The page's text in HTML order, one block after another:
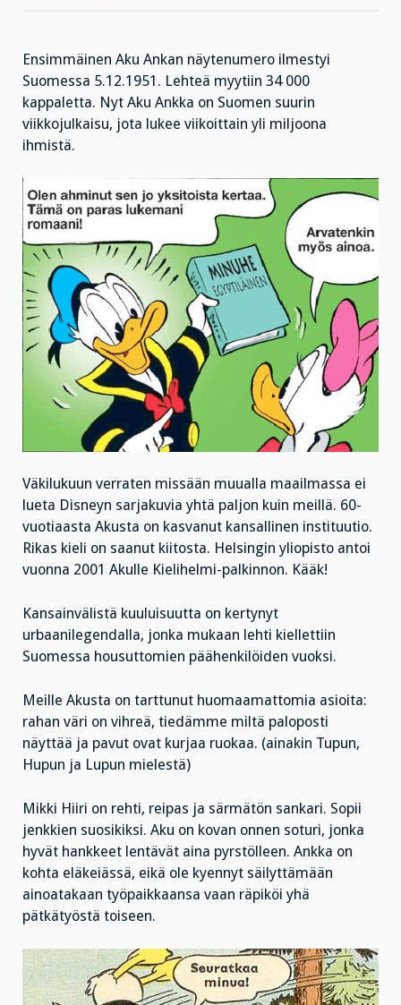
Ensimmäinen Aku Ankan näytenumero ilmestyi
Suomessa 5.12.1951. Lehteä myytiin 34 000
kappaletta. Nyt Aku Ankka on Suomen suurin
viikkojulkaisu, jota lukee viikoittain yli miljoona
ihmistä.
Väkilukuun verraten missään muualla maailmassa ei
lueta Disneyn sarjakuvia yhtä paljon kuin meillä. 60-
vuotiaasta Akusta on kasvanut kansallinen instituutio.
Rikas kieli on saanut kiitosta. Helsingin yliopisto antoi
vuonna 2001 Akulle Kielihelmi-palkinnon. Kääk!
Kansainvälistä kuuluisuutta on kertynyt
urbaanilegendalla, jonka mukaan lehti kiellettiin
Suomessa housuttomien päähenkilöiden vuoksi.
Meille Akusta on tarttunut huomaamattomia asioita:
rahan väri on vihreä, tiedämme miltä paloposti
näyttää ja pavut ovat kurjaa ruokaa. (ainakin Tupun,
Hupun ja Lupun mielestä)
Mikki Hiiri on rehti, reipas ja särmätön sankari. Sopii
jenkkien suosikiksi. Aku on kovan onnen soturi, jonka
hyvät hankkeet lentävät aina pyrstölleen. Ankka on
kohta eläkeiässä, eikä ole kyennyt säilyttämään
ainoatakaan työpaikkaansa vaan räpiköi yhä
pätkätyöstä toiseen.